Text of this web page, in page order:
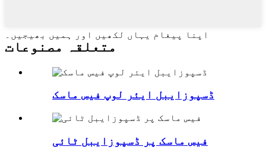
اپنا پیغام یہاں لکھیں اور ہمیں بھیجیں۔
متعلقہ مصنوعات
ڈسپوزایبل ایئر لوپ فیس ماسک
فیس ماسک پر ڈسپوزایبل ٹائی